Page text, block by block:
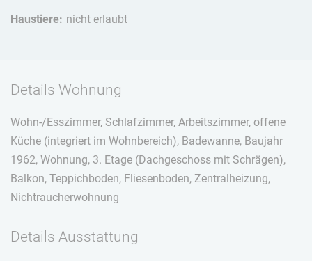
Haustiere: nicht erlaubt
Details Wohnung
Wohn-/Esszimmer, Schlafzimmer, Arbeitszimmer, offene
Küche (integriert im Wohnbereich), Badewanne, Baujahr
1962, Wohnung, 3. Etage (Dachgeschoss mit Schrägen),
Balkon, Teppichboden, Fliesenboden, Zentralheizung,
Nichtraucherwohnung
Details Ausstattung